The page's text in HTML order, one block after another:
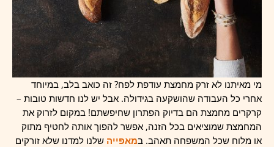
מי מאיתנו לא זרק מחמצת עודפת לפח? זה כואב בלב, במיוחד
אחרי כל העבודה שהושקעה בגידולה. אבל יש לנו חדשות טובות –
קרקרים מחמצת הם בדיוק הפתרון שחיפשתם! במקום לזרוק את
המחמצת שמוציאים בכל הזנה, אפשר להפוך אותה לחטיף מתוק
או מלוח שכל המשפחה תאהב. במאפייה שלנו למדנו שלא זורקים